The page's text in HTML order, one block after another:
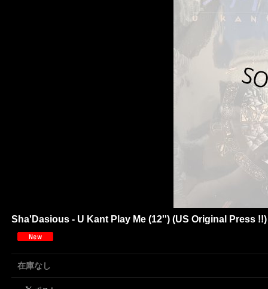
Sha'Dasious - U Kant Play Me (12'') (US Original Press !!)
在庫なし